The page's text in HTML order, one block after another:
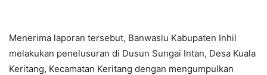
Menerima laporan tersebut, Banwaslu Kabupaten Inhil
melakukan penelusuran di Dusun Sungai Intan, Desa Kuala
Keritang, Kecamatan Keritang dengan mengumpulkan